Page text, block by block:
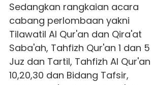
Sedangkan rangkaian acara
cabang perlombaan yakni
Tilawatil Al Qur'an dan Qira'at
Saba'ah, Tahfizh Qur'an 1 dan 5
Juz dan Tartil, Tahfizh Al Qur'an
10,20,30 dan Bidang Tafsir,